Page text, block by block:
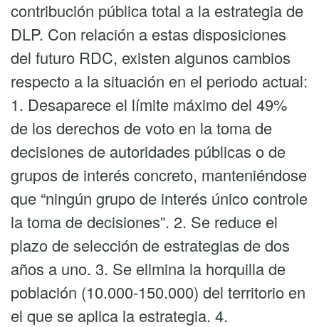
contribución pública total a la estrategia de
DLP. Con relación a estas disposiciones
del futuro RDC, existen algunos cambios
respecto a la situación en el periodo actual:
1. Desaparece el límite máximo del 49%
de los derechos de voto en la toma de
decisiones de autoridades públicas o de
grupos de interés concreto, manteniéndose
que “ningún grupo de interés único controle
la toma de decisiones”. 2. Se reduce el
plazo de selección de estrategias de dos
años a uno. 3. Se elimina la horquilla de
población (10.000-150.000) del territorio en
el que se aplica la estrategia. 4.